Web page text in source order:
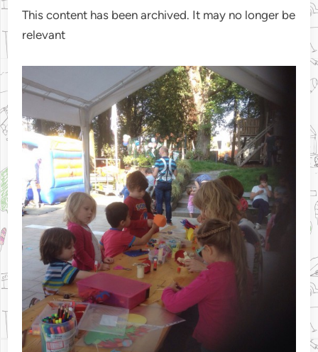
This content has been archived. It may no longer be
relevant